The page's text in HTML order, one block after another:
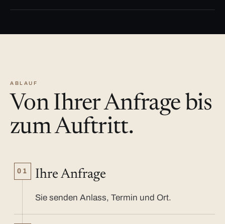
ABLAUF
Von Ihrer Anfrage bis
zum Auftritt.
01 Ihre Anfrage
Sie senden Anlass, Termin und Ort.